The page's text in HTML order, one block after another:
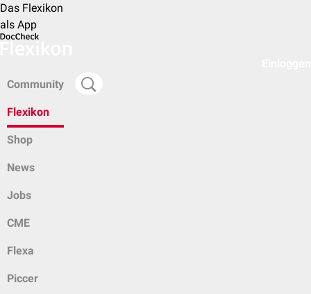
Das Flexikon
als App
Community
Flexikon
Shop
News
Jobs
CME
Flexa
Piccer